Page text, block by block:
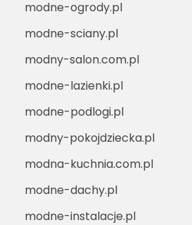
modne-ogrody.pl
modne-sciany.pl
modny-salon.com.pl
modne-lazienki.pl
modne-podlogi.pl
modny-pokojdziecka.pl
modna-kuchnia.com.pl
modne-dachy.pl
modne-instalacje.pl